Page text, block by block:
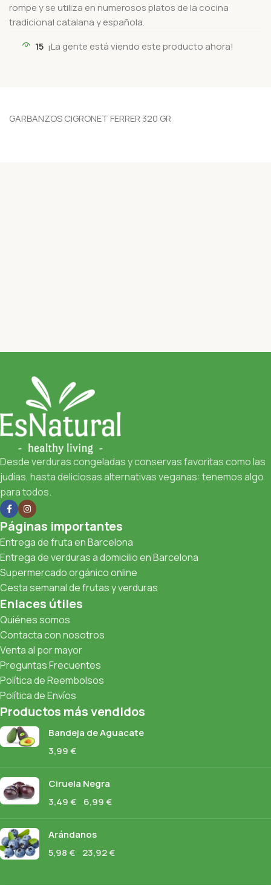
rompe y se utiliza en numerosos platos de la cocina
tradicional catalana y española.
15 ¡La gente está viendo este producto ahora!
GARBANZOS CIGRONET FERRER 320 GR
Desde verduras congeladas y conservas favoritas como las
judías, hasta deliciosas alternativas veganas: tenemos algo
para todos.
Páginas importantes
Entrega de fruta en Barcelona
Entrega de verduras a domicilio en Barcelona
Supermercado orgánico online
Cesta semanal de frutas y verduras
Enlaces útiles
Quiénes somos
Contacta con nosotros
Venta al por mayor
Preguntas Frecuentes
Política de Reembolsos
Política de Envíos
Productos más vendidos
Bandeja de Aguacate
3,99€
Ciruela Negra
3,49€ 6,99€
Arándanos
5,98€ 23,92€